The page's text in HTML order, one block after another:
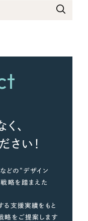
、
さい！
どの“デザイン
略を踏まえた
支援実績をもと
略をご提案します